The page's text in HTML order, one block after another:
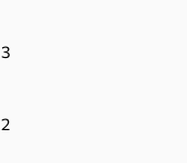
3
2